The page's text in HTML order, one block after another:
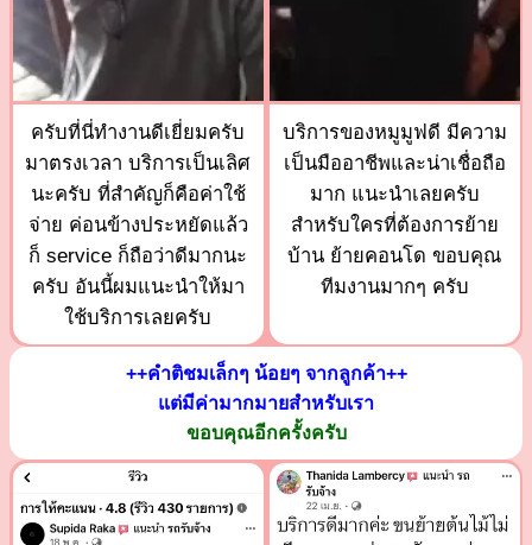
ครับที่นี่ทำงานดีเยี่ยมครับ
มาตรงเวลา บริการเป็นเลิศ
นะครับ ที่สำคัญก็คือค่าใช้
จ่าย ค่อนข้างประหยัดแล้ว
ก็ service ก็ถือว่าดีมากนะ
ครับ อันนี้ผมแนะนำให้มา
ใช้บริการเลยครับ
บริการของหมูมูฟดี มีความ
เป็นมืออาชีพและน่าเชื่อถือ
มาก แนะนำเลยครับ
สำหรับใครที่ต้องการย้าย
บ้าน ย้ายคอนโด ขอบคุณ
ทีมงานมากๆ ครับ
++คำติชมเล็กๆ น้อยๆ จากลูกค้า++
แต่มีค่ามากมายสำหรับเรา
ขอบคุณอีกครั้งครับ